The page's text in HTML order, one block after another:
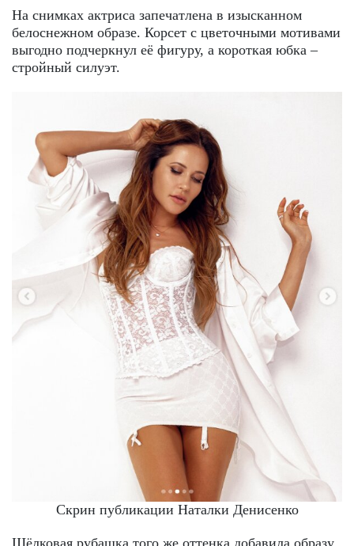
На снимках актриса запечатлена в изысканном
белоснежном образе. Корсет с цветочными мотивами
выгодно подчеркнул её фигуру, а короткая юбка –
стройный силуэт.
Скрин публикации Наталки Денисенко